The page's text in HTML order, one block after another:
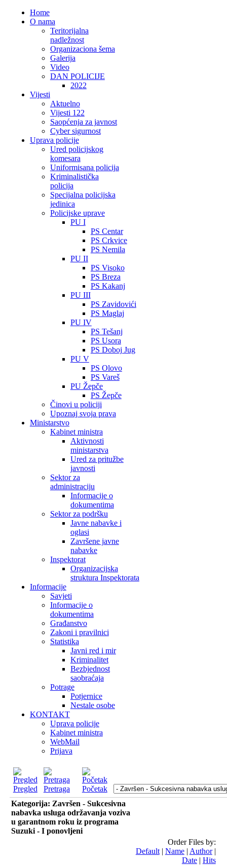
Home
O nama
Teritorijalna
nadležnost
Organizaciona šema
Galerija
Video
DAN POLICIJE
2022
Vijesti
Aktuelno
Vijesti 122
Saopćenja za javnost
Cyber sigurnost
Uprava policije
Ured policijskog
komesara
Uniformisana policija
Kriminalistička
policija
Specijalna policijska
jedinica
Policijske uprave
PU I
PS Centar
PS Crkvice
PS Nemila
PU II
PS Visoko
PS Breza
PS Kakanj
PU III
PS Zavidovići
PS Maglaj
PU IV
PS Tešanj
PS Usora
PS Doboj Jug
PU V
PS Olovo
PS Vareš
PU Žepče
PS Žepče
Činovi u policiji
Upoznaj svoja prava
Ministarstvo
Kabinet ministra
Aktivnosti
ministarstva
Ured za pritužbe
javnosti
Sektor za
administraciju
Informacije o
dokumentima
Sektor za podršku
Javne nabavke i
oglasi
Završene javne
nabavke
Inspektorat
Organizacijska
struktura Inspektorata
Informacije
Savjeti
Informacije o
dokumentima
Građanstvo
Zakoni i pravilnici
Statistika
Javni red i mir
Kriminalitet
Bezbjednost
saobraćaja
Potrage
Potjernice
Nestale osobe
KONTAKT
Uprava policije
Kabinet ministra
WebMail
Prijava
Pregled Pretraga
Početak
Kategorija: Završen - Sukcesivna
nabavka usluga održavanja voziva
u garantnom roku iz programa
Suzuki - I ponovljeni
Order Files by:
Default| Name| Author|
Date| Hits